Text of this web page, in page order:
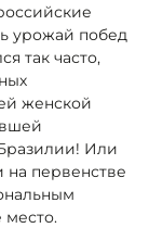
урожай побед
так часто,
женской
Или
на первенстве
место.